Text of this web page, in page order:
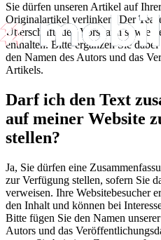
Sie dürfen unseren Artikel auf
Originalartikel verlinken. Der
Überschrift, den Vorspann sowie
enthalten. Bitte ergänzen Sie
den Namen des Autors und das
Artikels.
Darf ich den Text
auf meiner Website
stellen?
Ja, Sie dürfen eine
zur Verfügung stellen, sofern Sie
verweisen. Ihre Websitebesucher
den Inhalt und können bei
Bitte fügen Sie den Namen
Autors und das